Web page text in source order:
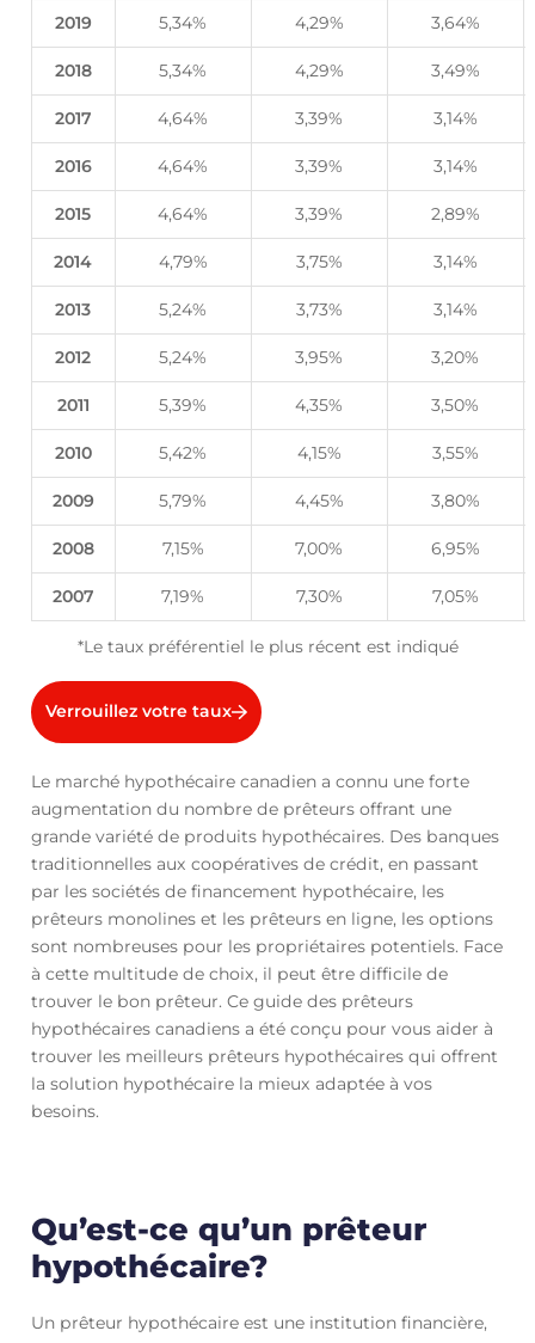
2019 5,34% 4,29% 3,64%
2018 5,34% 4,29% 3,49%
2017 4,64% 3,39% 3,14%
2016 4,64% 3,39% 3,14%
2015 4,64% 3,39% 2,89%
2014 4,79% 3,75% 3,14%
2013 5,24% 3,73% 3,14%
2012 5,24% 3,95% 3,20%
2011 5,39% 4,35% 3,50%
2010 5,42% 4,15% 3,55%
2009 5,79% 4,45% 3,80%
2008 7,15% 7,00% 6,95%
2007 7,19% 7,30% 7,05%
*Le taux préférentiel le plus récent est indiqué
Verrouillez votre taux
Le marché hypothécaire canadien a connu une forte
augmentation du nombre de prêteurs offrant une
grande variété de produits hypothécaires. Des banques
traditionnelles aux coopératives de crédit, en passant
par les sociétés de financement hypothécaire, les
prêteurs monolines et les prêteurs en ligne, les options
sont nombreuses pour les propriétaires potentiels. Face
à cette multitude de choix, il peut être difficile de
trouver le bon prêteur. Ce guide des prêteurs
hypothécaires canadiens a été conçu pour vous aider à
trouver les meilleurs prêteurs hypothécaires qui offrent
la solution hypothécaire la mieux adaptée à vos
besoins.
Qu’est-ce qu’un prêteur
hypothécaire?
Un prêteur hypothécaire est une institution financière,